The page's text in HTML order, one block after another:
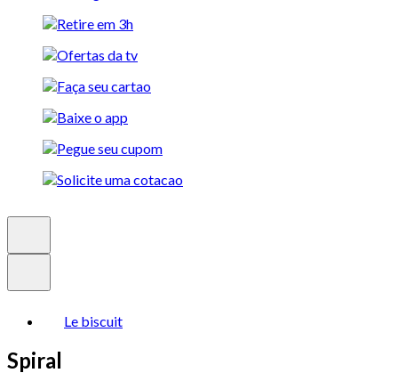
Le biscuit
Spiral